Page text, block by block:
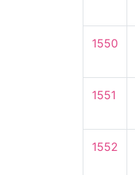
1550
1551
1552